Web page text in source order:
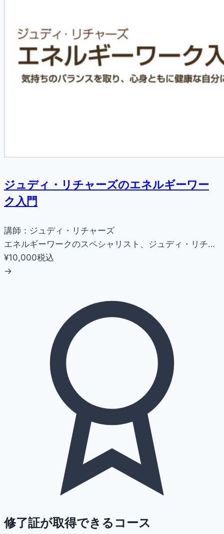
ジュディ・リチャーズのエネルギーワー
ク入門
講師：ジュディ・リチャーズ
エネルギーワークのスペシャリスト、ジュディ・リチ…
¥10,000税込
→
修了証が取得できるコース